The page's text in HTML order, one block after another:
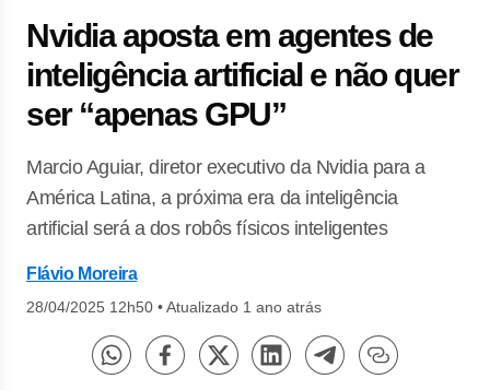
Nvidia aposta em agentes de
inteligência artificial e não quer
ser “apenas GPU”
Marcio Aguiar, diretor executivo da Nvidia para a
América Latina, a próxima era da inteligência
artificial será a dos robôs físicos inteligentes
Flávio Moreira
28/04/2025 12h50 •Atualizado 1 ano atrás